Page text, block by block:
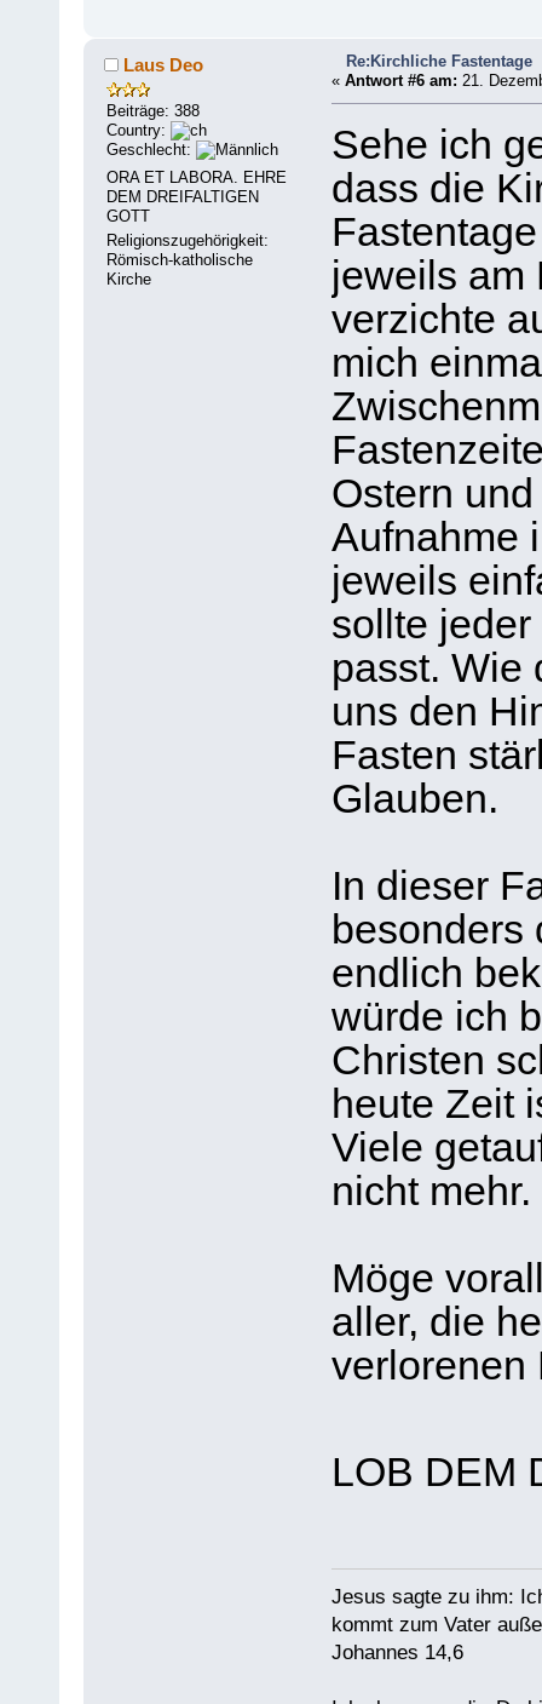
Laus Deo
Beiträge: 388
Country:
Geschlecht:
ORA ET LABORA. EHRE
DEM DREIFALTIGEN
GOTT
Religionszugehörigkeit:
Römisch-katholische
Kirche
Re:Kirchliche Fastentage
« Antwort #6 am: 21.
Sehe ich
dass die
jeweils am
verzichte
mich
Ostern
Aufnahme
jeweils
sollte
passt. Wie
uns den
Fasten
Glauben.
In dieser
besonders
endlich
würde ich
Christen
heute Zeit
Viele
nicht mehr.
Möge
aller, die
verlorenen
LOB DEM
Jesus sagte zu ihm:
kommt zum Vater
Johannes 14,6